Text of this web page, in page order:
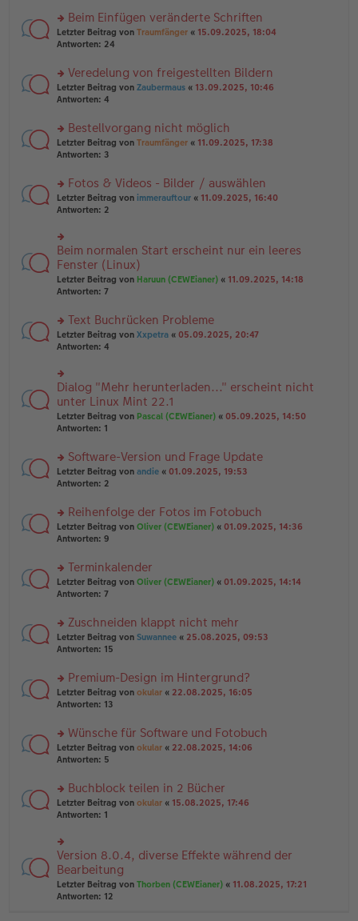
tr
a
g
e
n
er
tr
a
g
n
g
el
e
n
er
tr
a
g
rs
te
n
g
el
e
n
er
tr
a
g
Beim Einfügen veränderte Schriften
Letzter Beitrag von Traumfänger « 15.09.2025, 18:04
Antworten: 24
rs
te
n
g
el
e
n
er
tr
a
g
Veredelung von freigestellten Bildern
Letzter Beitrag von Zaubermaus « 13.09.2025, 10:46
Antworten: 4
rs
te
n
g
el
e
n
er
B
ei
tr
g
Bestellvorgang nicht möglich
Letzter Beitrag von Traumfänger « 11.09.2025, 17:38
Antworten: 3
rs
te
u
n
g
el
es
e
er
B
ei
tr
g
Fotos & Videos - Bilder / auswählen
Letzter Beitrag von immerauftour « 11.09.2025, 16:40
Antworten: 2
rs
te
r
u
n
el
es
e
er
B
ei
tr
a
g
Beim normalen Start erscheint nur ein leeres
Fenster (Linux)
Letzter Beitrag von Haruun (CEWEianer) « 11.09.2025, 14:18
Antworten: 7
rs
te
u
n
g
el
es
e
er
B
ei
tr
g
Text Buchrücken Probleme
Letzter Beitrag von Xxpetra « 05.09.2025, 20:47
Antworten: 4
rs
te
r
u
n
el
es
e
B
ei
tr
g
Dialog "Mehr herunterladen..." erscheint nicht
unter Linux Mint 22.1
Letzter Beitrag von Pascal (CEWEianer) « 05.09.2025, 14:50
Antworten: 1
rs
te
n
g
el
e
n
er
tr
a
g
Software-Version und Frage Update
Letzter Beitrag von andie « 01.09.2025, 19:53
Antworten: 2
rs
te
n
g
el
e
n
er
tr
a
g
Reihenfolge der Fotos im Fotobuch
Letzter Beitrag von Oliver (CEWEianer) « 01.09.2025, 14:36
Antworten: 9
rs
te
n
g
el
e
n
er
tr
a
g
Terminkalender
Letzter Beitrag von Oliver (CEWEianer) « 01.09.2025, 14:14
Antworten: 7
rs
te
n
g
el
e
n
er
tr
a
g
Zuschneiden klappt nicht mehr
Letzter Beitrag von Suwannee « 25.08.2025, 09:53
Antworten: 15
rs
te
n
g
el
e
n
er
tr
a
g
Premium-Design im Hintergrund?
Letzter Beitrag von okular « 22.08.2025, 16:05
Antworten: 13
rs
te
n
g
el
e
n
er
B
ei
tr
Wünsche für Software und Fotobuch
Letzter Beitrag von okular « 22.08.2025, 14:06
Antworten: 5
rs
te
u
n
g
el
es
e
Buchblock teilen in 2 Bücher
Letzter Beitrag von okular « 15.08.2025, 17:46
Antworten: 1
rs
te
r
u
n
Version 8.0.4, diverse Effekte während der
Bearbeitung
Letzter Beitrag von Thorben (CEWEianer) « 11.08.2025, 17:21
Antworten: 12